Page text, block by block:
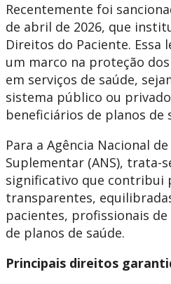
Recentemente foi
de abril de 2026, que
Direitos do Paciente.​ Essa
um marco na proteção
em serviços de saúde,
sistema público ou
beneficiários de planos de
Para a Agência Nacional de
Suplementar (ANS), trata-
significativo que contribui
transparentes,
pacientes, profissionais
de planos de saúde.
Principais direitos